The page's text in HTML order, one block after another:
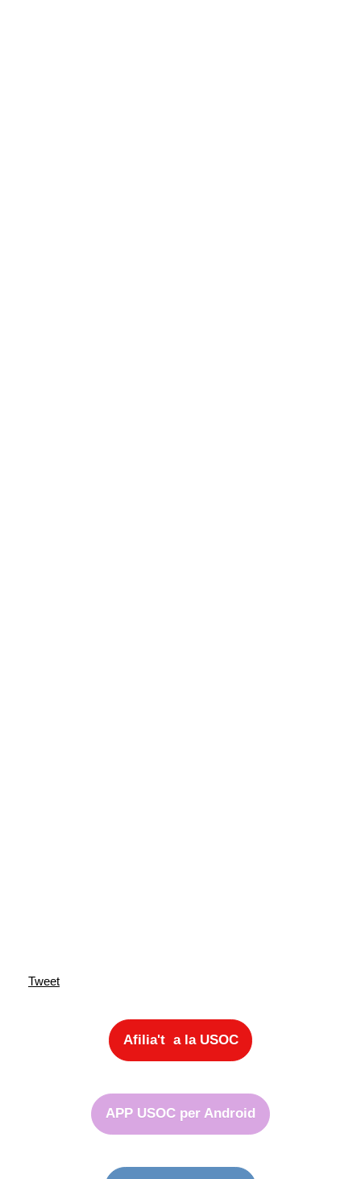
Tweet
Afilia't a la USOC
APP USOC per Android